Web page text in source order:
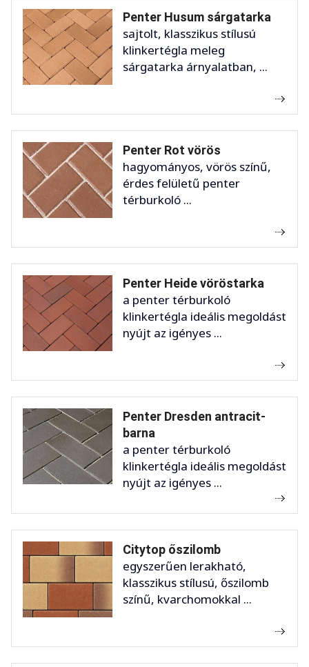
Penter Husum sárgatarka
sajtolt, klasszikus stílusú
klinkertégla meleg
sárgatarka árnyalatban, ...
Penter Rot vörös
hagyományos, vörös színű,
érdes felületű penter
térburkoló ...
Penter Heide vöröstarka
a penter térburkoló
klinkertégla ideális megoldást
nyújt az igényes ...
Penter Dresden antracit-
barna
a penter térburkoló
klinkertégla ideális megoldást
nyújt az igényes ...
Citytop őszilomb
egyszerűen lerakható,
klasszikus stílusú, őszilomb
színű, kvarchomokkal ...